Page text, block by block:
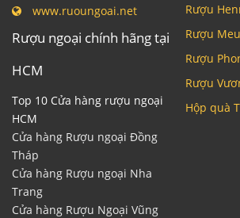
www.ruoungoai.net
Rượu ngoại chính hãng tại
HCM
Top 10 Cửa hàng rượu ngoại
HCM
Cửa hàng Rượu ngoại Đồng
Tháp
Cửa hàng Rượu ngoại Nha
Trang
Cửa hàng Rượu Ngoại Vũng
Rượu
Rượu
Rượu
Rượu
Hộp quà